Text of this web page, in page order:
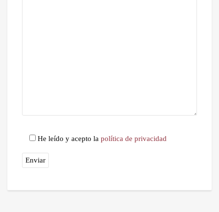
He leído y acepto la política de privacidad